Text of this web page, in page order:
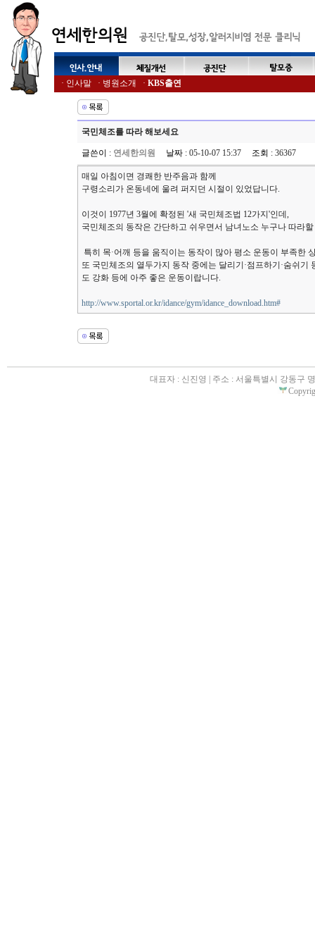
· 인사말 · 병원소개 · KBS출연
국민체조를 따라 해보세요
글쓴이 : 연세한의원 날짜 : 05-10-07 15:37 조회 : 36367
매일 아침이면 경쾌한 반주음과 함께
구령소리가 온동네에 울려 퍼지던 시절이 있었답니다.
이것이 1977년 3월에 확정된 '새 국민체조법 12가지'인데,
국민체조의 동작은 간단하고 쉬우면서 남녀노소 누구나 따라
특히 목·어깨 등을 움직이는 동작이 많아 평소 운동이 부족한
또 국민체조의 열두가지 동작 중에는 달리기·점프하기·숨쉬
도 강화 등에 아주 좋은 운동이랍니다.
http://www.sportal.or.kr/idance/gym/idance_download.htm#
대표자 : 신진영 | 주소 : 서울특별시 강동구